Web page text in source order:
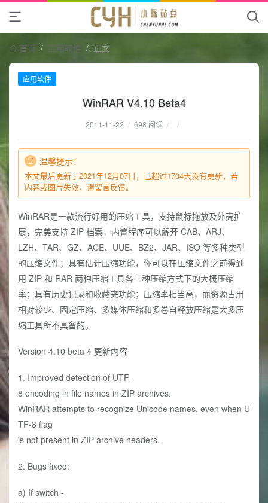
首页 / 应用软件 / 正文
应用软件
WinRAR V4.10 Beta4
2011-11-22 / 698 阅读 / /
温馨提示：
本文最后更新于2021年12月07日，已超过1704天没有更新，若
内容或图片失效，请留言反馈。
WinRAR是一款流行好用的压缩工具，支持鼠标拖放及外壳扩
展，完美支持 ZIP 档案，内置程序可以解开 CAB、ARJ、
LZH、TAR、GZ、ACE、UUE、BZ2、JAR、ISO 等多种类型
的压缩文件；具有估计压缩功能，你可以在压缩文件之前得到
用 ZIP 和 RAR 两种压缩工具各三种压缩方式下的大概压缩
率；具有历史记录和收藏夹功能；压缩率相当高，而资源占用
相对较少、固定压缩、多媒体压缩和多卷自释放压缩是大多压
缩工具所不具备的。
Version 4.10 beta 4 更新内容
1. Improved detection of UTF-
8 encoding in file names in ZIP archives.
WinRAR attempts to recognize Unicode names, even when U
TF-8 flag
is not present in ZIP archive headers.
2. Bugs fixed:
a) If switch -